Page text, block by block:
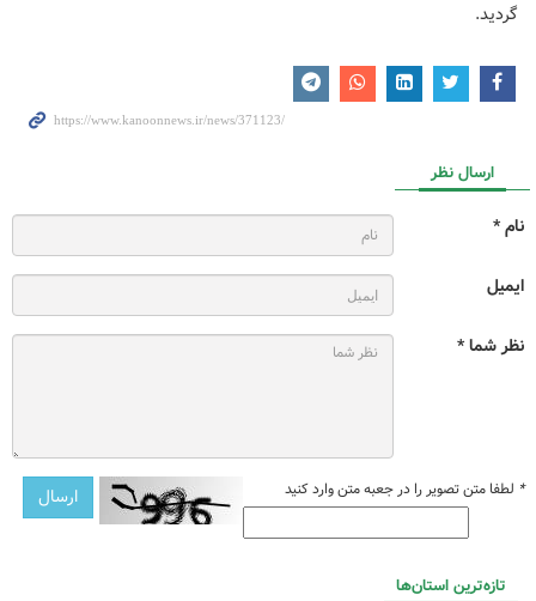
گردید.
ارسال نظر
نام *
ایمیل
نظر شما *
* لطفا متن تصویر را در جعبه متن وارد کنید
تازه‌ترین استان‌ها